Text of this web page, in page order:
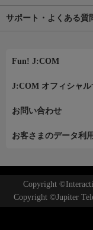
サポート・よくある質
Fun! J:COM
J:COM オフィシャル
お問い合わせ
お客さまのデータ利
Copyright
Copyright ©Jupiter